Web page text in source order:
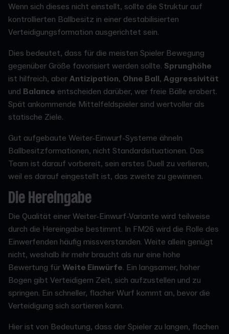
Wenn sich dieses nicht einstellt, sollte die Struktur auf
kontrollierten Ballbesitz in einer destabilisierten
Verteidigungsformation ausgerichtet sein.
Dies bedeutet, dass für die meisten Spieler Bewegung
gegenüber Größe favorisiert werden sollte. Sprunghöhe
ist hilfreich, aber Antizipation, Ohne Ball, Aggressivität
und Balance entscheiden darüber, wer freie Bälle erobert.
Spät ankommende Mittelfeldspieler sind wertvoller als
statische Ziele.
Gut aufgebaute Weiter-Einwurf-Systeme ähneln
Ballbesitzformationen, nicht Standardsituationen. Das
Team ist darauf vorbereit, sein erstes Duell zu verlieren,
weil es darauf eingestellt ist, das zweite zu gewinnen.
Die Hereingabe
Die Qualität einer Weiter-Einwurf-Variante wird teilweise
durch die Hereingabe bestimmt. In FM26 wird die Rolle des
Einwerfenden häufig missverstanden. Weite allein genügt
nicht, weshalb ihr mehr braucht als nur eine hohe
Bewertung für Weite Einwürfe. Ein langsamer, hoher
Bogen gibt Verteidigern Zeit, sich aufzustellen und zu
springen. Ein schneller, flacher Wurf kommt an, bevor die
Verteidigung sich sortieren kann.
Hier ist von Bedeutung, dass der Spieler zu langen, flachen